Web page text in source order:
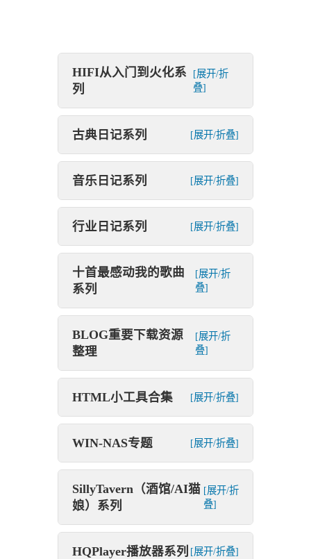
HIFI从入门到火化系
列
[展开/折
叠]
古典日记系列 [展开/折叠]
音乐日记系列 [展开/折叠]
行业日记系列 [展开/折叠]
十首最感动我的歌曲
系列
[展开/折
叠]
BLOG重要下载资源
整理
[展开/折
叠]
HTML小工具合集 [展开/折叠]
WIN-NAS专题 [展开/折叠]
SillyTavern（酒馆/AI猫
娘）系列
[展开/折
叠]
HQPlayer播放器系列 [展开/折叠]